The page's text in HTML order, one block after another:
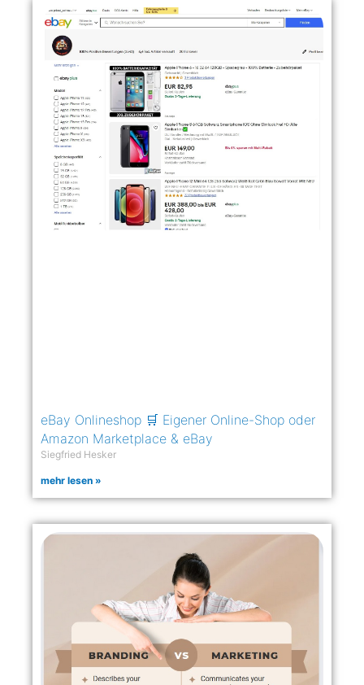
eBay Onlineshop 🛒 Eigener Online-Shop oder
Amazon Marketplace & eBay
Siegfried Hesker
mehr lesen »